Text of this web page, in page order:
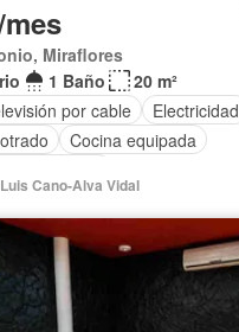
Miraflores
1 Baño
20 m²
por cable
Electricidad
Cocina equipada
Cano-Alva Vidal